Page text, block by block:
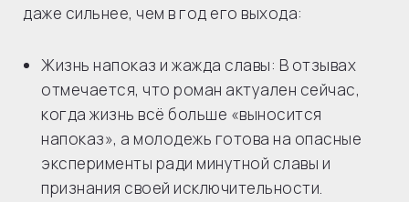
даже сильнее, чем в год его выхода:
Жизнь напоказ и жажда славы: В отзывах
отмечается, что роман актуален сейчас,
когда жизнь всё больше «выносится
напоказ», а молодежь готова на опасные
эксперименты ради минутной славы и
признания своей исключительности.